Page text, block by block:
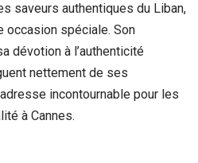
saveurs authentiques du Liban,
occasion spéciale. Son
dévotion à l’authenticité
nettement de ses
incontournable pour les
à Cannes.